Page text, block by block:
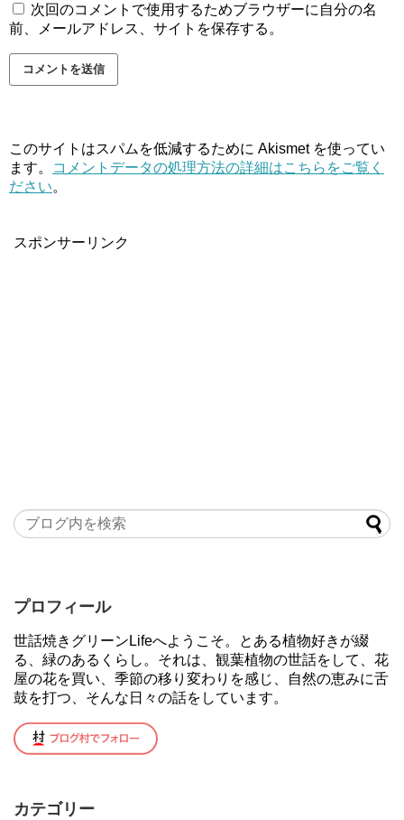
次回のコメントで使用するためブラウザーに自分の名
前、メールアドレス、サイトを保存する。
このサイトはスパムを低減するために Akismet を使ってい
ます。
コメントデータの処理方法の詳細はこちらをご覧く
ださい。
スポンサーリンク
プロフィール
世話焼きグリーンLifeへようこそ。とある植物好きが綴
る、緑のあるくらし。それは、観葉植物の世話をして、花
屋の花を買い、季節の移り変わりを感じ、自然の恵みに舌
鼓を打つ、そんな日々の話をしています。
カテゴリー